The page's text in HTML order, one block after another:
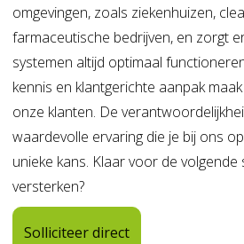
omgevingen, zoals ziekenhuizen,
farmaceutische bedrijven, en zorgt
systemen altijd optimaal
kennis en klantgerichte aanpak
onze klanten. De
waardevolle ervaring die je bij ons
unieke kans. Klaar voor de volgende
versterken?
Solliciteer direct